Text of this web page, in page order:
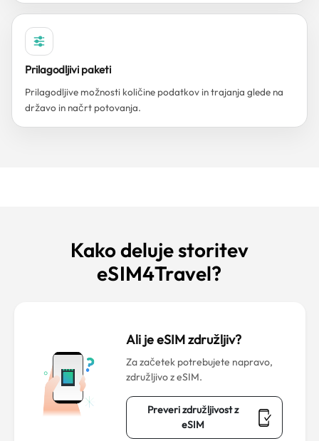
Prilagodljivi paketi
Prilagodljive možnosti količine podatkov in trajanja glede na
državo in načrt potovanja.
Kako deluje storitev
eSIM4Travel?
Ali je eSIM združljiv?
Za začetek potrebujete napravo,
združljivo z eSIM.
Preveri združljivost z
eSIM